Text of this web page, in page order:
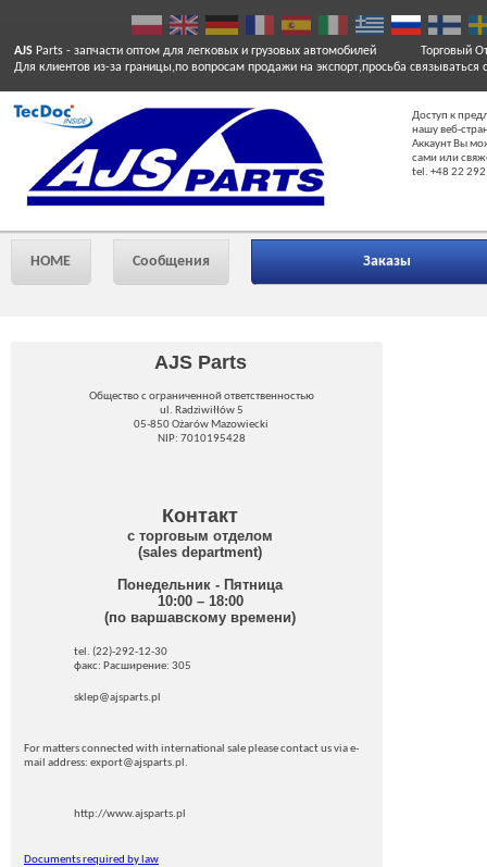
AJS Parts - запчасти оптом для легковых и грузовых автомобилей
Для клиентов из-за границы,по вопросам продажи на экспорт,просьба связываться
Торговый
Доступ к
нашу веб-
Аккаунт Вы
сами или
tel. +48 22
HOME Сообщения Заказы
AJS Parts
Общество с ограниченной ответственностью
ul. Radziwiłłów 5
05-850 Ożarów Mazowiecki
NIP: 7010195428
Контакт
с торговым отделом
(sales department)
Понедельник - Пятница
10:00 – 18:00
(по варшавскому времени)
tel. (22)-292-12-30
факс: Pасширение: 305
sklep@ajsparts.pl
For matters connected with international sale please contact us via e-
mail address: export@ajsparts.pl.
http://www.ajsparts.pl
Documents required by law